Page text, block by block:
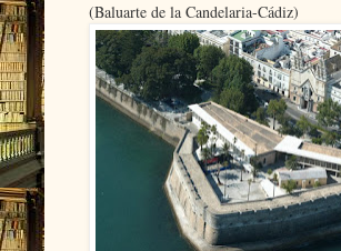
(Baluarte de la Candelaria-Cádiz)